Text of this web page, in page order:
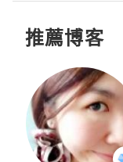
推薦博客